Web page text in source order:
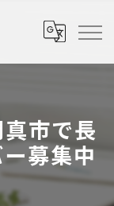
市で長
募集中